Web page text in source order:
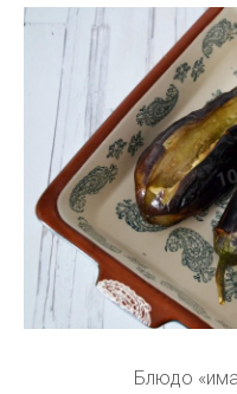
Блюдо